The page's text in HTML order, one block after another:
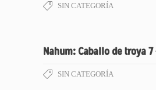
SIN CATEGORÍA
Nahum: Caballo de troya 7
SIN CATEGORÍA